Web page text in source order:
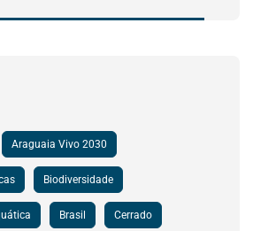
Araguaia Vivo 2030
Biodiversidade
Brasil Cerrado